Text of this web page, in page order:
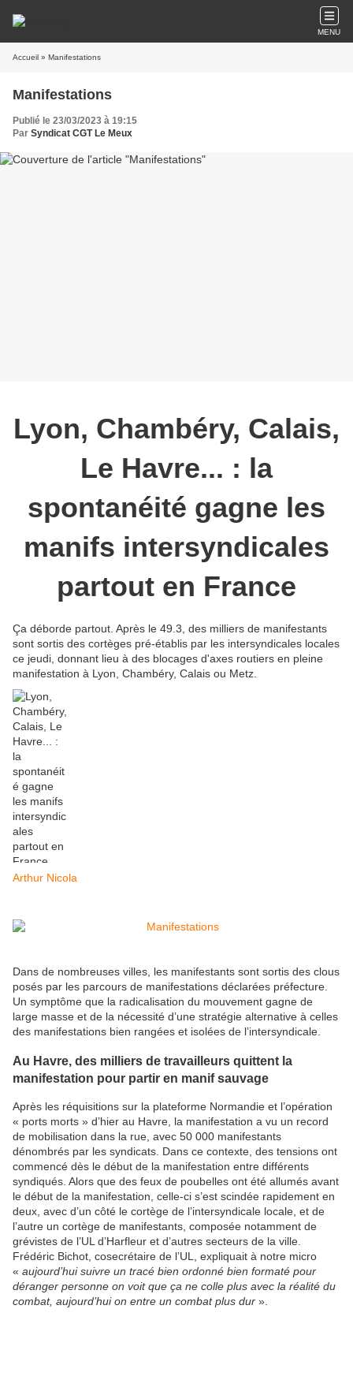
MENU
Accueil » Manifestations
Manifestations
Publié le 23/03/2023 à 19:15
Par Syndicat CGT Le Meux
Lyon, Chambéry, Calais,
Le Havre... : la
spontanéité gagne les
manifs intersyndicales
partout en France
Ça déborde partout. Après le 49.3, des milliers de manifestants
sont sortis des cortèges pré-établis par les intersyndicales locales
ce jeudi, donnant lieu à des blocages d'axes routiers en pleine
manifestation à Lyon, Chambéry, Calais ou Metz.
Arthur Nicola
Dans de nombreuses villes, les manifestants sont sortis des clous
posés par les parcours de manifestations déclarées préfecture.
Un symptôme que la radicalisation du mouvement gagne de
large masse et de la nécessité d’une stratégie alternative à celles
des manifestations bien rangées et isolées de l’intersyndicale.
Au Havre, des milliers de travailleurs quittent la
manifestation pour partir en manif sauvage
Après les réquisitions sur la plateforme Normandie et l’opération
« ports morts » d’hier au Havre, la manifestation a vu un record
de mobilisation dans la rue, avec 50 000 manifestants
dénombrés par les syndicats. Dans ce contexte, des tensions ont
commencé dès le début de la manifestation entre différents
syndiqués. Alors que des feux de poubelles ont été allumés avant
le début de la manifestation, celle-ci s’est scindée rapidement en
deux, avec d’un côté le cortège de l’intersyndicale locale, et de
l’autre un cortège de manifestants, composée notamment de
grévistes de l’UL d’Harfleur et d’autres secteurs de la ville.
Frédéric Bichot, cosecrétaire de l’UL, expliquait à notre micro
« aujourd’hui suivre un tracé bien ordonné bien formaté pour
déranger personne on voit que ça ne colle plus avec la réalité du
combat, aujourd’hui on entre un combat plus dur ».